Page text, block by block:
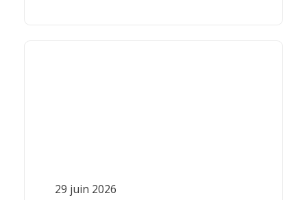
29 juin 2026